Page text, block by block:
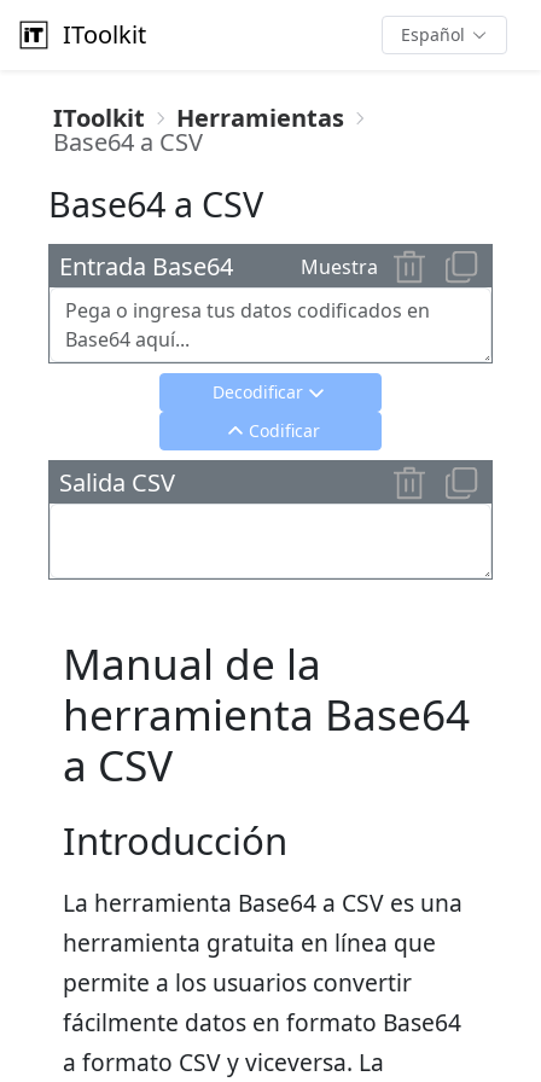
IToolkit Español
IToolkit Herramientas
Base64 a CSV
Base64 a CSV
Entrada Base64 Muestra
Decodificar
Codificar
Salida CSV
Manual de la
herramienta Base64
a CSV
Introducción
La herramienta Base64 a CSV es una
herramienta gratuita en línea que
permite a los usuarios convertir
fácilmente datos en formato Base64
a formato CSV y viceversa. La